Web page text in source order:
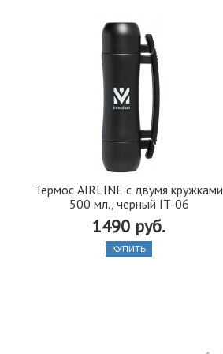
Термос AIRLINE с двумя кружками
500 мл., черный IT-06
1490 руб.
КУПИТЬ